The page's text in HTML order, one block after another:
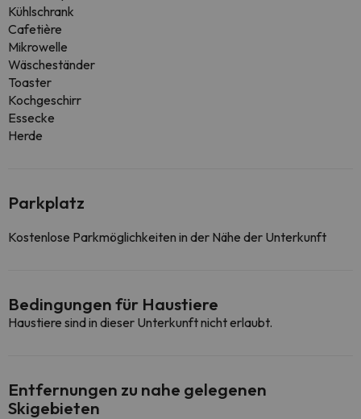
Kühlschrank
Cafetière
Mikrowelle
Wäscheständer
Toaster
Kochgeschirr
Essecke
Herde
Parkplatz
Kostenlose Parkmöglichkeiten in der Nähe der Unterkunft
Bedingungen für Haustiere
Haustiere sind in dieser Unterkunft nicht erlaubt.
Entfernungen zu nahe gelegenen
Skigebieten